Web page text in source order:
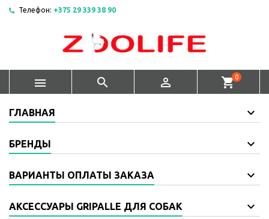
Телефон: +375 29 339 38 90
   shopping_cart0
ГЛАВНАЯ
БРЕНДЫ
ВАРИАНТЫ ОПЛАТЫ ЗАКАЗА
АКСЕССУАРЫ GRIPALLE ДЛЯ СОБАК